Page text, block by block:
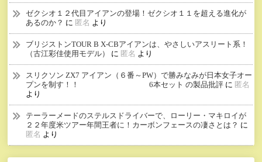
ゼクシオ１２代目アイアンの登場！ゼクシオ１１を超える進化が
あるのか？ に 匿名 より
ブリジストンTOUR B X-CBアイアンは、やさしいアスリート系！
（古江彩佳使用モデル）
に 匿名 より
スリクソン ZX7 アイアン（６番～PW）で勝みなみが日本女子オー
プンを制す！！ 6本セット の製品批評 に 匿名
より
テーラーメードのステルスドライバーで、ローリー・マキロイが
２２年度米ツアー年間王者に！カーボンフェースの凄さとは？ に
匿名 より